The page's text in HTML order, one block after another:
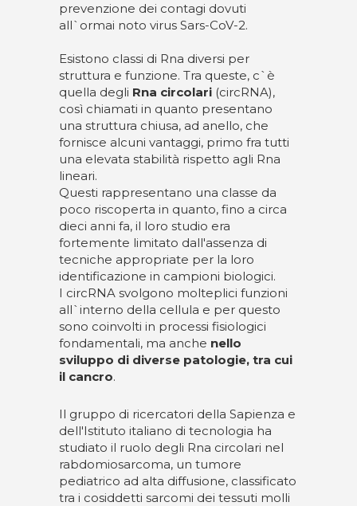
prevenzione dei contagi dovuti
all`ormai noto virus Sars-CoV-2.
Esistono classi di Rna diversi per
struttura e funzione. Tra queste, c`è
quella degli Rna circolari (circRNA),
così chiamati in quanto presentano
una struttura chiusa, ad anello, che
fornisce alcuni vantaggi, primo fra tutti
una elevata stabilità rispetto agli Rna
lineari.
Questi rappresentano una classe da
poco riscoperta in quanto, fino a circa
dieci anni fa, il loro studio era
fortemente limitato dall'assenza di
tecniche appropriate per la loro
identificazione in campioni biologici.
I circRNA svolgono molteplici funzioni
all`interno della cellula e per questo
sono coinvolti in processi fisiologici
fondamentali, ma anche nello
sviluppo di diverse patologie, tra cui
il cancro.
Il gruppo di ricercatori della Sapienza e
dell'Istituto italiano di tecnologia ha
studiato il ruolo degli Rna circolari nel
rabdomiosarcoma, un tumore
pediatrico ad alta diffusione, classificato
tra i cosiddetti sarcomi dei tessuti molli